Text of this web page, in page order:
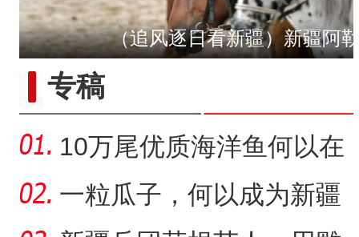
“五一”假期，开都河天鹅
（追风逐日看新疆）新疆阿
专稿
10万尾优质海洋鱼何以在
新疆沙漠里安家？
一粒瓜子，何以成为新疆